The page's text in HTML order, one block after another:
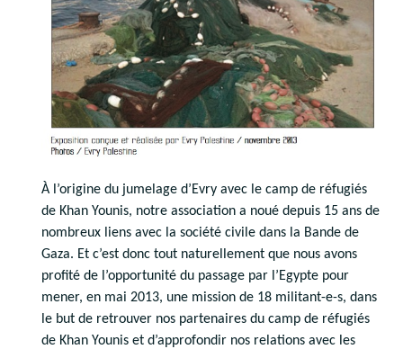
À l’origine du jumelage d’Evry avec le camp de réfugiés
de Khan Younis, notre association a noué depuis 15 ans de
nombreux liens avec la société civile dans la Bande de
Gaza. Et c’est donc tout naturellement que nous avons
profité de l’opportunité du passage par l’Egypte pour
mener, en mai 2013, une mission de 18 militant-e-s, dans
le but de retrouver nos partenaires du camp de réfugiés
de Khan Younis et d’approfondir nos relations avec les